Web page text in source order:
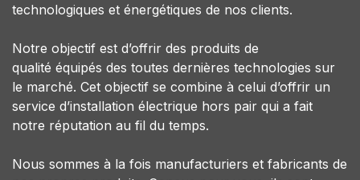
technologiques et énergétiques de nos clients.
Notre objectif est d’offrir des produits de
qualité équipés des toutes dernières technologies sur
le marché. Cet objectif se combine à celui d’offrir un
service d’installation électrique hors pair qui a fait
notre réputation au fil du temps.
Nous sommes à la fois manufacturiers et fabricants de